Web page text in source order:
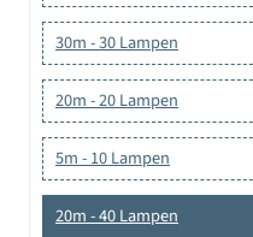
30m - 30 Lampen
20m - 20 Lampen
5m - 10 Lampen
20m - 40 Lampen